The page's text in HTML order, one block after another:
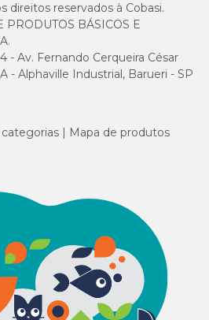
direitos reservados à Cobasi.
PRODUTOS BÁSICOS E
- Av. Fernando Cerqueira César
- Alphaville Industrial, Barueri - SP
Mapa de produtos